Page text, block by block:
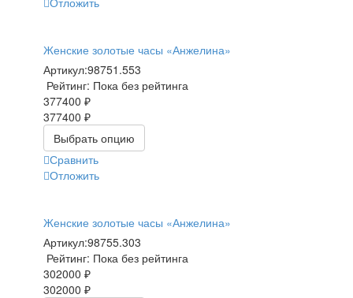
Женские золотые часы «Анжелина»
Артикул:98751.553
Рейтинг: Пока без рейтинга
377400 ₽
377400 ₽
Выбрать опцию
Сравнить
Отложить
Женские золотые часы «Анжелина»
Артикул:98755.303
Рейтинг: Пока без рейтинга
302000 ₽
302000 ₽